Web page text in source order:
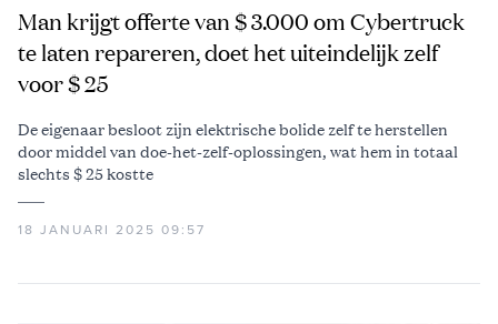
Man krijgt offerte van $ 3.000 om Cybertruck
te laten repareren, doet het uiteindelijk zelf
voor $ 25
De eigenaar besloot zijn elektrische bolide zelf te herstellen
door middel van doe-het-zelf-oplossingen, wat hem in totaal
slechts $ 25 kostte
18 JANUARI 2025 09:57